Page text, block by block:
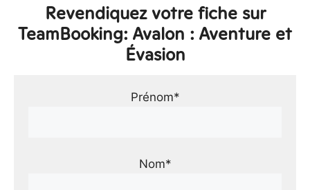
Revendiquez votre fiche sur
TeamBooking: Avalon : Aventure et
Évasion
Prénom*
Nom*